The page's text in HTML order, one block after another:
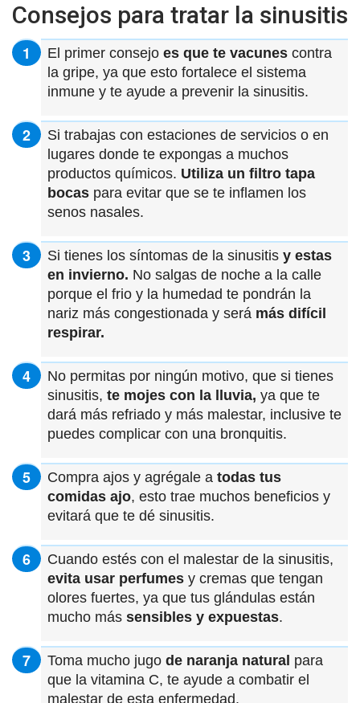
Consejos para tratar la sinusitis
El primer consejo es que te vacunes contra
la gripe, ya que esto fortalece el sistema
inmune y te ayude a prevenir la sinusitis.
Si trabajas con estaciones de servicios o en
lugares donde te expongas a muchos
productos químicos. Utiliza un filtro tapa
bocas para evitar que se te inflamen los
senos nasales.
Si tienes los síntomas de la sinusitis y estas
en invierno. No salgas de noche a la calle
porque el frio y la humedad te pondrán la
nariz más congestionada y será más difícil
respirar.
No permitas por ningún motivo, que si tienes
sinusitis, te mojes con la lluvia, ya que te
dará más refriado y más malestar, inclusive te
puedes complicar con una bronquitis.
Compra ajos y agrégale a todas tus
comidas ajo, esto trae muchos beneficios y
evitará que te dé sinusitis.
Cuando estés con el malestar de la sinusitis,
evita usar perfumes y cremas que tengan
olores fuertes, ya que tus glándulas están
mucho más sensibles y expuestas.
Toma mucho jugo de naranja natural para
que la vitamina C, te ayude a combatir el
malestar de esta enfermedad.